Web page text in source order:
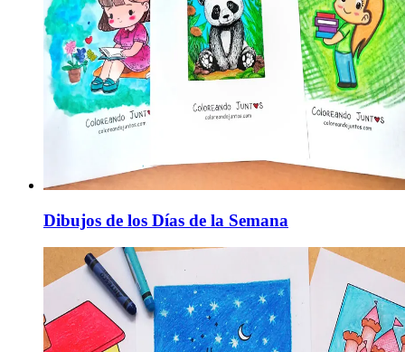
Dibujos de los Días de la Semana